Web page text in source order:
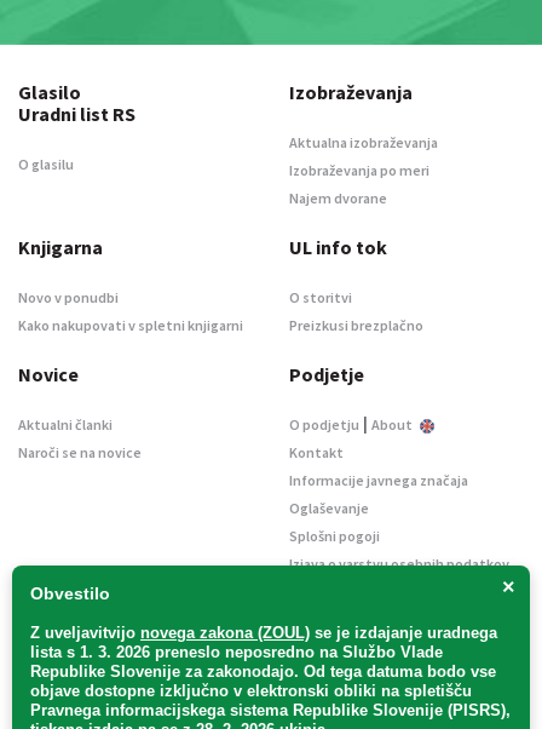
×
Obvestilo
Z uveljavitvijo novega zakona (ZOUL) se je izdajanje uradnega
lista s 1. 3. 2026 preneslo neposredno na Službo Vlade
Republike Slovenije za zakonodajo. Od tega datuma bodo vse
objave dostopne izključno v elektronski obliki na spletišču
Pravnega informacijskega sistema Republike Slovenije (PISRS),
Glasilo
Uradni list RS
O glasilu
Izobraževanja
Aktualna izobraževanja
Izobraževanja po meri
Najem dvorane
Knjigarna
Novo v ponudbi
Kako nakupovati v spletni knjigarni
UL info tok
O storitvi
Preizkusi brezplačno
Novice
Aktualni članki
Naroči se na novice
Podjetje
O podjetju | About
Kontakt
Informacije javnega značaja
Oglaševanje
Splošni pogoji
Izjava o varstvu osebnih podatkov
Uradni list d. o. o. – v likvidaciji / Vse pravice pridržane.